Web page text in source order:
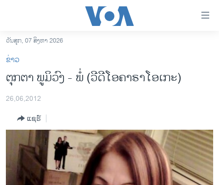
ເຂົ້າ
ຫາ
ຂ້າມ
ໄປ
ຊອກ
ອາເມຣິກາ
ການເລືອກຕັ້ງ ປະທານາທີບໍດີ ສະຫະລັດ 2024
ຂ່າວ​ຈີນ
ເອເຊຍ
ອິດສະຫຼະພາບດ້ານການຂ່າວ
ວັນສຸກ, 07 ສິງຫາ 2026
ຂ່າວ
ຕຸກ​ຕາ ພູມິ​ວົງ - ພໍ່ (ວີດີໂອຄາຣາໂອເກະ)
26,06,2012
ແຊຣ໌